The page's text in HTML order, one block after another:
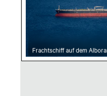
Frachtschiff auf dem